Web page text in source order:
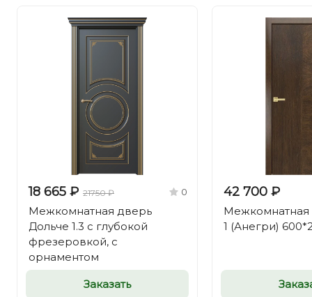
18 665 ₽ 21750 ₽ 0
Межкомнатная дверь
Дольче 1.3 с глубокой
фрезеровкой, с
орнаментом
Заказать
42 700 ₽
Межкомнатная
1 (Анегри)